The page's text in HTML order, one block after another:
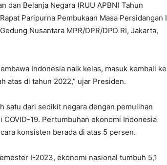
dan Belanja Negara (RUU APBN) Tahun
Paripurna Pembukaan Masa Persidangan I
Nusantara MPR/DPR/DPD RI, Jakarta,
Indonesia naik kelas, masuk kembali ke
atas di tahun 2022,” ujar Presiden.
satu dari sedikit negara dengan pemulihan
19. Pertumbuhan ekonomi Indonesia
konsisten berada di atas 5 persen.
I-2023, ekonomi nasional tumbuh 5,1